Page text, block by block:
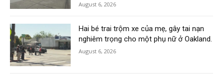
August 6, 2026
Hai bé trai trộm xe của mẹ, gây tai nạn
nghiêm trọng cho một phụ nữ ở Oakland.
August 6, 2026